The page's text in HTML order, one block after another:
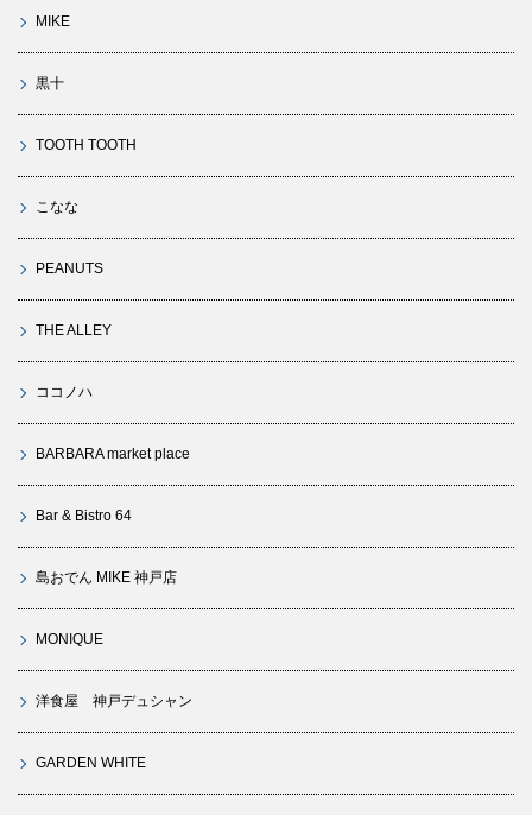
MIKE
黒十
TOOTH TOOTH
こなな
PEANUTS
THE ALLEY
ココノハ
BARBARA market place
Bar & Bistro 64
島おでん MIKE 神戸店
MONIQUE
洋食屋 神戸デュシャン
GARDEN WHITE